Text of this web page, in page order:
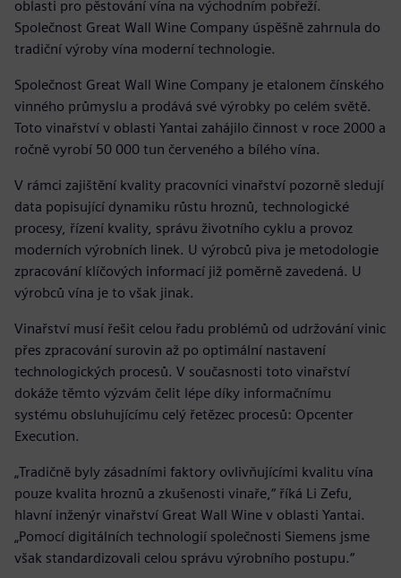
oblasti pro pěstování vína na východním pobřeží.
Společnost Great Wall Wine Company úspěšně zahrnula do
tradiční výroby vína moderní technologie.
Společnost Great Wall Wine Company je etalonem čínského
vinného průmyslu a prodává své výrobky po celém světě.
Toto vinařství v oblasti Yantai zahájilo činnost v roce 2000 a
ročně vyrobí 50 000 tun červeného a bílého vína.
V rámci zajištění kvality pracovníci vinařství pozorně sledují
data popisující dynamiku růstu hroznů, technologické
procesy, řízení kvality, správu životního cyklu a provoz
moderních výrobních linek. U výrobců piva je metodologie
zpracování klíčových informací již poměrně zavedená. U
výrobců vína je to však jinak.
Vinařství musí řešit celou řadu problémů od udržování vinic
přes zpracování surovin až po optimální nastavení
technologických procesů. V současnosti toto vinařství
dokáže těmto výzvám čelit lépe díky informačnímu
systému obsluhujícímu celý řetězec procesů: Opcenter
Execution.
„Tradičně byly zásadními faktory ovlivňujícími kvalitu vína
pouze kvalita hroznů a zkušenosti vinaře,“ říká Li Zefu,
hlavní inženýr vinařství Great Wall Wine v oblasti Yantai.
„Pomocí digitálních technologií společnosti Siemens jsme
však standardizovali celou správu výrobního postupu.“